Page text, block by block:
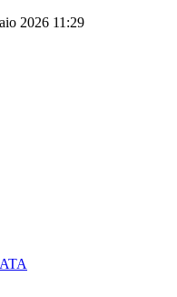
2026 11:29